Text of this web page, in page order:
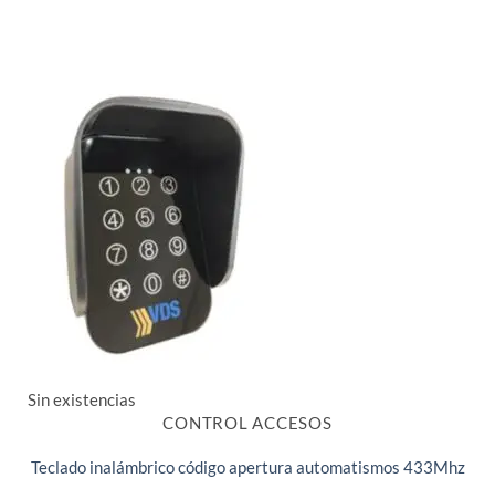
Sin existencias
CONTROL ACCESOS
Teclado inalámbrico código apertura automatismos 433Mhz